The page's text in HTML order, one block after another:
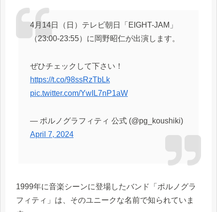
4月14日（日）テレビ朝日「EIGHT-JAM」
（23:00-23:55）に岡野昭仁が出演します。
ぜひチェックして下さい！
https://t.co/98ssRzTbLk
pic.twitter.com/YwIL7nP1aW
— ポルノグラフィティ 公式 (@pg_koushiki)
April 7, 2024
1999年に音楽シーンに登場したバンド「ポルノグラ
フィティ」は、そのユニークな名前で知られていま